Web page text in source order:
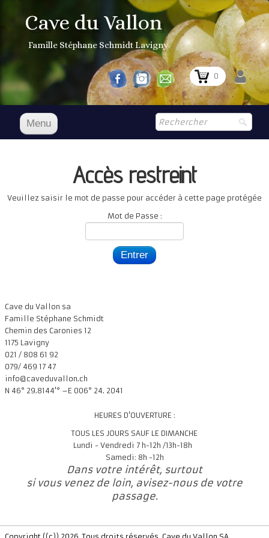
Cave du Vallon
Famille Stéphane Schmidt Lavigny
0
Menu
NOS VINS
Boutique ▼
Prix Courant
1er Grand Cru
Infos pratiques
Login▼
Accès restreint
Veuillez saisir le mot de passe pour accéder à cette page protégée
Mot de Passe :
Cave du Vallon sa
Famille Stéphane Schmidt
Chemin des Caronies 12
1175 Lavigny
021 / 808 61 92
079/ 469 17 47
info@caveduvallon.ch
N 46° 29.8144'° –E 006° 24. 2041
HEURES D'OUVERTURE :
TOUS LES JOURS SAUF LE DIMANCHE
Lundi - Vendredi 7 h-12h /13h-18h
Samedi: 8h -12h
Dans votre intérêt, surtout
si vous venez de loin, avisez-nous de votre
passage.